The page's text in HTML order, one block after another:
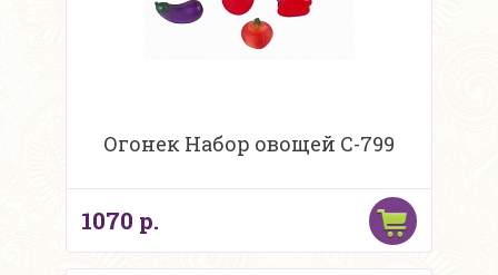
Огонек Набор овощей С-799
1070 р.